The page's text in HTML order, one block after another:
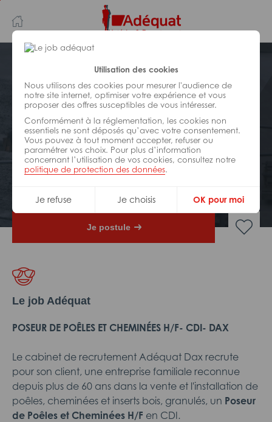
Utilisation des cookies
Nous utilisons des cookies pour mesurer l'audience de
notre site internet, optimiser votre expérience et vous
proposer des offres susceptibles de vous intéresser.
Conformément à la réglementation, les cookies non
essentiels ne sont déposés qu’avec votre consentement.
Vous pouvez à tout moment accepter, refuser ou
paramétrer vos choix. Pour plus d’information
concernant l’utilisation de vos cookies, consultez notre
politique de protection des données.
Je refuse Je choisis OK pour moi
au
contenu
principal
navigation
BÂTIMENT ET TRAVAUX PUBLICS
Réf : ZC1-324052
Installateur poele / employe du
batiment H/F
Je postule
Le job Adéquat
POSEUR DE POÊLES ET CHEMINÉES H/F- CDI- DAX
Le cabinet de recrutement Adéquat Dax recrute
pour son client, une entreprise familiale reconnue
depuis plus de 60 ans dans la vente et l'installation de
poêles, cheminées et inserts bois, granulés, un Poseur
de Poêles et Cheminées H/F en CDI.